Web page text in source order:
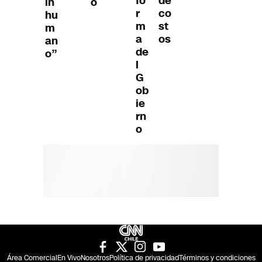
hu
m
an
o”
r
m
a
de
l
G
ob
ie
rn
o
co
st
os
Área ComercialEn VivoNosotrosPolítica de privacidadTérminos y condiciones